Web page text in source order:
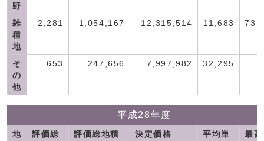
野
雑
種
地
2,281 1,054,167 12,315,514 11,683
そ
の
他
653 247,656 7,997,982 32,295
平成28年度
地
評価総
評価総地積
決定価格
平均単
最